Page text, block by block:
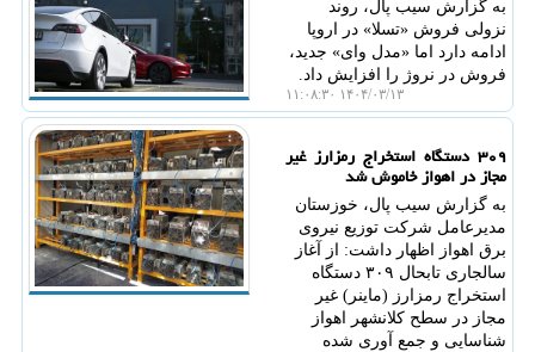
به گزارش سیب پال، روند
نزولی فروش «تسلا» در اروپا
ادامه دارد اما «مدل وای» جدید،
فروش در نروژ را افزایش داد.
۱۴۰۴/۰۳/۱۳ ۱۱:۰۸:۳۰
۳۰۹ دستگاه استخراج رمزارز غیر
مجاز در اهواز خاموش شد
به گزارش سیب پال، خوزستان
مدیرعامل شرکت توزیع نیروی
برق اهواز اظهار داشت: از آغاز
سالجاری تابحال ۳۰۹ دستگاه
استخراج رمزارز (ماینر) غیر
مجاز در سطح کلانشهر اهواز
شناسایی و جمع آوری شده